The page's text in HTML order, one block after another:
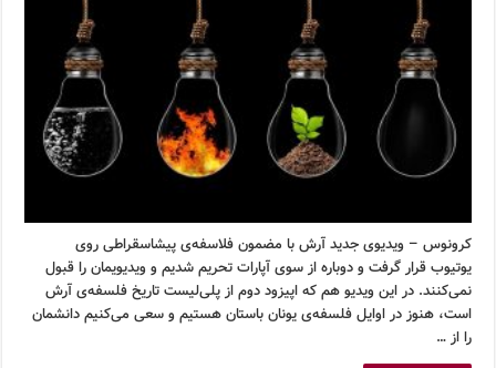
کرونوس – ویدیوی جدید آرش با مضمون فلاسفه‌ی پیشاسقراطی روی
یوتیوب قرار گرفت و دوباره از سوی آپارات تحریم شدیم و ویدیویمان را قبول
نمی‌کنند. در این ویدیو هم که اپیزود دوم از پلی‌لیست تاریخ فلسفه‌ی آرش
است، هنوز در اوایل فلسفه‌ی یونان باستان هستیم و سعی می‌کنیم دانشمان
را از …